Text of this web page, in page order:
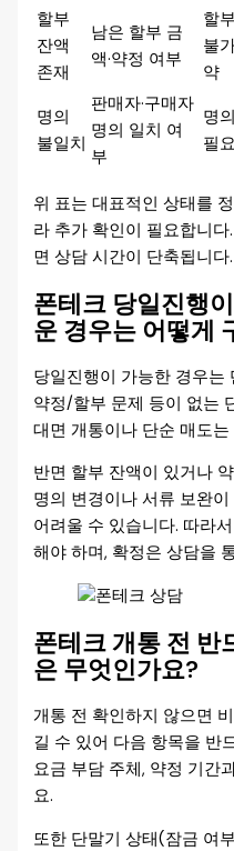
할부
잔액
존재
남은 할부 금
액·약정 여부
할
불
약
명의
불일치
판매자·구매자
명의 일치 여
부
명
필
위 표는 대표적인 상태를
라 추가 확인이 필요합니
면 상담 시간이 단축됩니다.
폰테크 당일진행
운 경우는 어떻게
당일진행이 가능한 경우는
약정/할부 문제 등이 없는
대면 개통이나 단순 매도
반면 할부 잔액이 있거나
명의 변경이나 서류 보완
어려울 수 있습니다. 따라
해야 하며, 확정은 상담을
폰테크 개통 전 반
은 무엇인가요?
개통 전 확인하지 않으면
길 수 있어 다음 항목을 반
요금 부담 주체, 약정 기간
요.
또한 단말기 상태(잠금 여